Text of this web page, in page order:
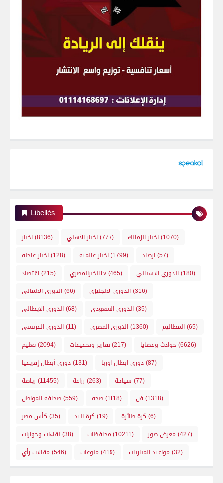
Libellés
اخبار(8136) اخبار الأهلي(777) اخبار الزمالك(1070)
اخبار عاجله(128) اخبار عالمية(1799) ارصاد(57)
اقتصاد(215) الخبرالمصريTv(465) الدوري الاسباني(180)
الدوري الالماني(66) الدوري الانجليزي(316)
الدوري الايطالي(68) الدوري السعودي(35)
الدوري الفرنسي(11) الدوري المصري(1360) المظاليم(65)
تعليم(2094) تقارير وتحقيقات(217) حوادث وقضايا(6626)
دوري أبطال إفريقيا(131) دوري ابطال اوربا(87)
رياضة (11455) زراعة (263) سياحة (77)
صحافة المواطن(559) صحة(1118) فن (1318)
كأس مصر (35) كرة اليد (19) كرة طائرة (6)
لقاءات وحوارات (38) محافظات (10211) معرض صور (427)
مقالات رأي (546) منوعات (419) مواعيد المباريات (32)